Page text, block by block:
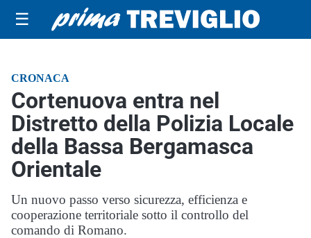
☰
CRONACA
Cortenuova entra nel
Distretto della Polizia Locale
della Bassa Bergamasca
Orientale
Un nuovo passo verso sicurezza, efficienza e
cooperazione territoriale sotto il controllo del
comando di Romano.